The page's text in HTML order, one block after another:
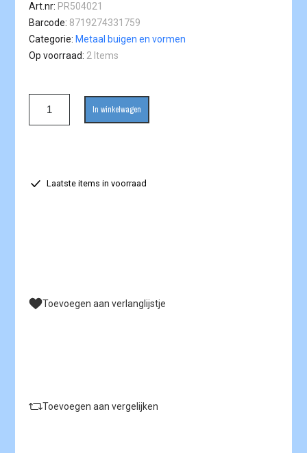
Art.nr PR504021
Barcode 8719274331759
Categorie Metaal buigen en vormen
Op voorraad 2 Items
In winkelwagen
Laatste items in voorraad
Toevoegen aan verlanglijstje
Toevoegen aan vergelijken